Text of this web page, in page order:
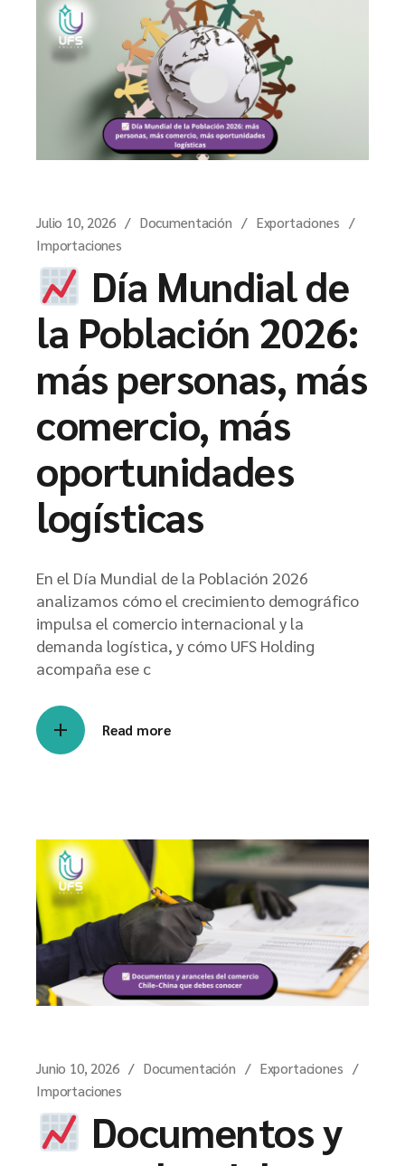
Julio 10, 2026 Documentación
Exportaciones
Importaciones
Día Mundial de
la Población 2026:
más personas, más
comercio, más
oportunidades
logísticas
En el Día Mundial de la Población 2026
analizamos cómo el crecimiento demográfico
impulsa el comercio internacional y la
demanda logística, y cómo UFS Holding
acompaña ese c
Read more
Junio 10, 2026 Documentación
Exportaciones
Importaciones
Documentos y